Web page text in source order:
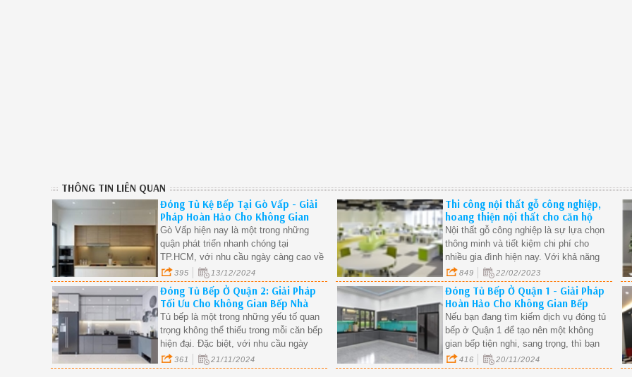
THÔNG TIN LIÊN QUAN
Đóng Tủ Kệ Bếp Tại Gò Vấp - Giải
Pháp Hoàn Hảo Cho Không Gian
Bếp Hiện Đại.
Gò Vấp hiện nay là một trong những
quận phát triển nhanh chóng tại
TP.HCM, với nhu cầu ngày càng cao về
thiết kế và cải tạo không gian sống.
Trong đó, việc đóng tủ kệ bếp tại Gò
Vấp được nhiều gia đình quan tâm,
nhằm mang lại sự tiện nghi, hiện đại và
thẩm mỹ cho căn bếp.
395 13/12/2024
Thi công nội thất gỗ công nghiệp,
hoang thiện nội thất cho căn hộ
chung cư, nhà phố.
Nội thất gỗ công nghiệp là sự lựa chọn
thông minh và tiết kiệm chi phí cho
nhiều gia đình hiện nay. Với khả năng
chịu lực và chịu nước tốt, các sản
phẩm nội thất gỗ công nghiệp như tủ
bếp, tủ áo, kệ trang trí, kệ sách hay tủ
rượu đang trở thành xu hướng mới
trong thiết kế nội thất. Nếu bạn đang
muốn tìm kiếm dịch vụ đóng tủ gỗ công
nghiệp, hãy cùng tìm hiểu về thi công
nội thất gỗ công nghiệp trong bài viết
849 22/02/2023
Đóng Tủ Bếp Ở Quận 2: Giải Pháp
Tối Ưu Cho Không Gian Bếp Nhà
Bạn.
Tủ bếp là một trong những yếu tố quan
trọng không thể thiếu trong mỗi căn bếp
hiện đại. Đặc biệt, với nhu cầu ngày
càng cao về thẩm mỹ, công năng và sự
tiện ích, dịch vụ đóng tủ bếp ở Quận 2
361 21/11/2024
Đóng Tủ Bếp Ở Quận 1 - Giải Pháp
Hoàn Hảo Cho Không Gian Bếp
Hiện Đại.
Nếu bạn đang tìm kiếm dịch vụ đóng tủ
bếp ở Quận 1 để tạo nên một không
gian bếp tiện nghi, sang trọng, thì bạn
đã đến đúng nơi. Tủ bếp không chỉ là
nơi lưu trữ đồ đạc mà còn đóng vai trò
416 20/11/2024